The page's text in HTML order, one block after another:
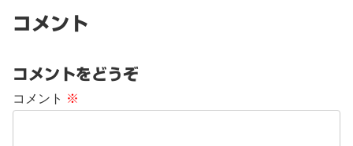
コメント
コメントをどうぞ
コメント ※